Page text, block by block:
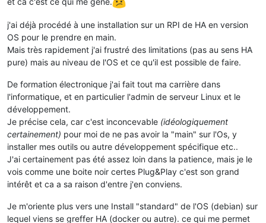
j'ai déjà procédé à une installation sur un RPI de HA en version
OS pour le prendre en main.
Mais très rapidement j'ai frustré des limitations (pas au sens HA
pure) mais au niveau de l'OS et ce qu'il est possible de faire.
De formation électronique j'ai fait tout ma carrière dans
l'informatique, et en particulier l'admin de serveur Linux et le
développement.
Je précise cela, car c'est inconcevable (idéologiquement
certainement) pour moi de ne pas avoir la "main" sur l'Os, y
installer mes outils ou autre développement spécifique etc..
J'ai certainement pas été assez loin dans la patience, mais je le
vois comme une boite noir certes Plug&Play c'est son grand
intérêt et ca a sa raison d'entre j'en conviens.
Je m'oriente plus vers une Install "standard" de l'OS (debian) sur
lequel viens se greffer HA (docker ou autre). ce qui me permet